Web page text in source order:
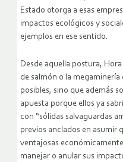
Estado otorga a esas
impactos ecológicos y
ejemplos en ese sentido.
Desde aquella postura,
de salmón o la
posibles, sino que además
apuesta porque ellos ya
con “sólidas salvaguardas
previos anclados en asumir
ventajosas
manejar o anular sus